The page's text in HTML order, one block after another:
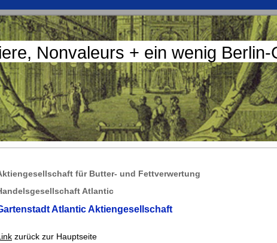
Nonvaleurs + ein wenig Berlin-
für Butter- und Fettverwertung
Atlantic
Atlantic Aktiengesellschaft
zurück zur Hauptseite